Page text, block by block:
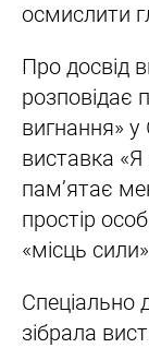
осмислити
Про досвід
розповідає
вигнання»
виставка
памʼятає
простір
«місць
Спеціально
зібрала